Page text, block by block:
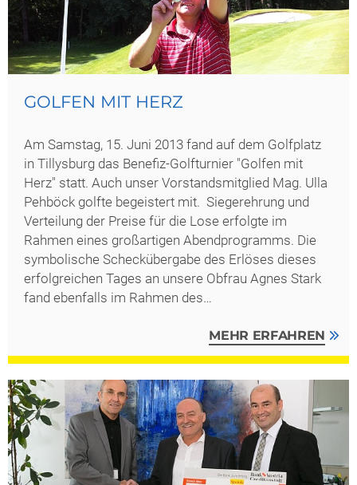
GOLFEN MIT HERZ
Am Samstag, 15. Juni 2013 fand auf dem Golfplatz
in Tillysburg das Benefiz-Golfturnier "Golfen mit
Herz" statt. Auch unser Vorstandsmitglied Mag. Ulla
Pehböck golfte begeistert mit. Siegerehrung und
Verteilung der Preise für die Lose erfolgte im
Rahmen eines großartigen Abendprogramms. Die
symbolische Scheckübergabe des Erlöses dieses
erfolgreichen Tages an unsere Obfrau Agnes Stark
fand ebenfalls im Rahmen des…
MEHR ERFAHREN